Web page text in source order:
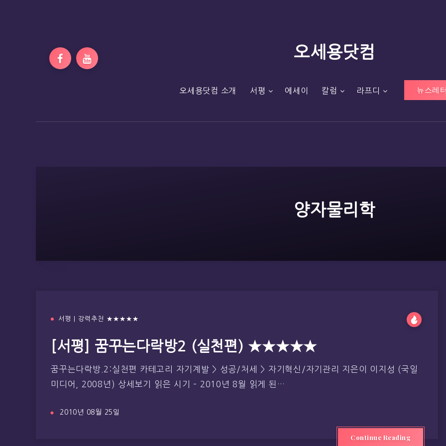
오세용닷컴
오세용닷컴 소개 서평 에세이 칼럼 라프디 뉴스레
양자물리학
서평 | 강력추천 ★★★★★
[서평] 꿈꾸는다락방2 (실천편) ★★★★★
꿈꾸는다락방.2:실천편 카테고리 자기계발 > 성공/처세 > 자기혁신/자기관리 지은이 이지성 (국일
미디어, 2008년) 상세보기 읽은 시기 – 2010년 8월 읽게 된…
2010년 08월 25일
Continue Reading